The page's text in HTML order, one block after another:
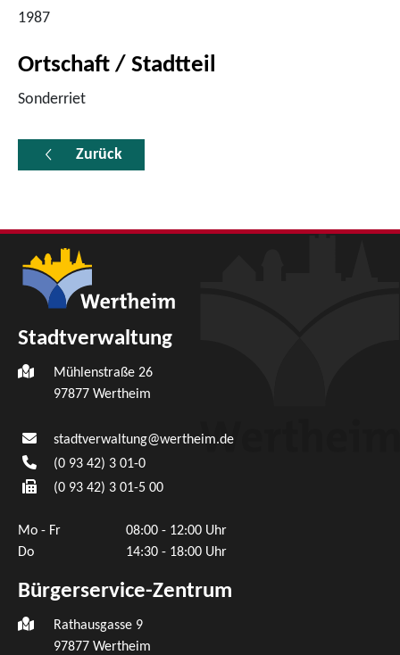
1987
Ortschaft / Stadtteil
Sonderriet
Zurück
Stadtverwaltung
Mühlenstraße 26
97877 Wertheim
stadtverwaltung@wertheim.de
(0 93 42) 3 01-0
(0 93 42) 3 01-5 00
Mo - Fr
08:00 - 12:00 Uhr
Do
14:30 - 18:00 Uhr
Bürgerservice-Zentrum
Rathausgasse 9
97877 Wertheim